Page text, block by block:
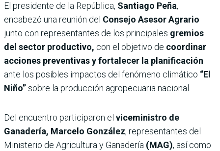
El presidente de la República, Santiago Peña,
encabezó una reunión del Consejo Asesor Agrario
junto con representantes de los principales gremios
del sector productivo, con el objetivo de coordinar
acciones preventivas y fortalecer la planificación
ante los posibles impactos del fenómeno climático “El
Niño”sobre la producción agropecuaria nacional.
Del encuentro participaron el viceministro de
Ganadería, Marcelo González, representantes del
Ministerio de Agricultura y Ganadería (MAG), así como